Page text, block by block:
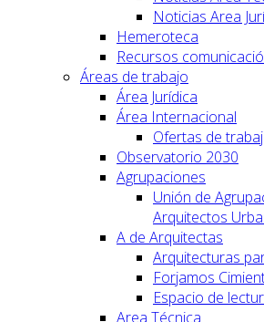
Noticias Area
Hemeroteca
Recursos
Áreas de trabajo
Área Jurídica
Área Internacional
Ofertas de
Observatorio 2030
Agrupaciones
Unión de
Arquitectos
A de Arquitectas
Arquitecturas
Forjamos
Espacio de
Area Técnica